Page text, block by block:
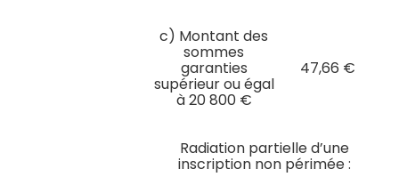
c) Montant des
sommes
garanties
supérieur ou égal
à 20 800 €
47,66 €
Radiation partielle d’une
inscription non périmée :